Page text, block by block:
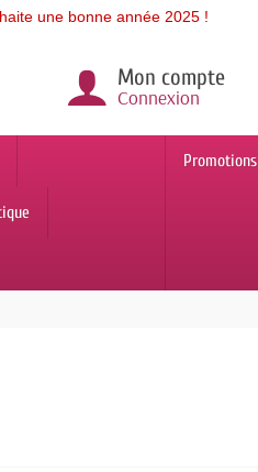
Mon compte
Connexion
bonne année 2025 !
Promotions